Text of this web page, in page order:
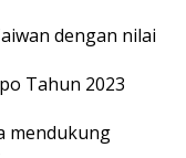
dengan nilai
Tahun 2023
mendukung